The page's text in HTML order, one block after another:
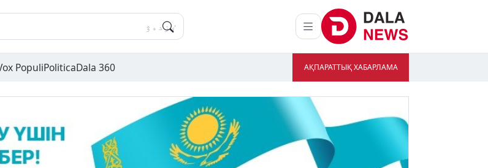
АҚПАРАТТЫҚ ХАБАРЛАМА
Dala 360
Politica
Populi